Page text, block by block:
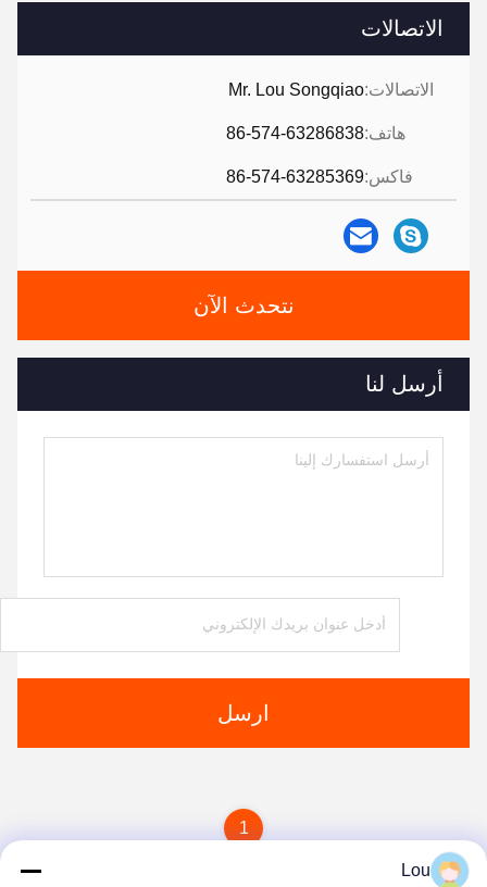
الاتصالات
الاتصالات:Mr. Lou Songqiao
هاتف:86-574-63286838
فاكس:86-574-63285369
نتحدث الآن
أرسل لنا
ارسل
1
Lou